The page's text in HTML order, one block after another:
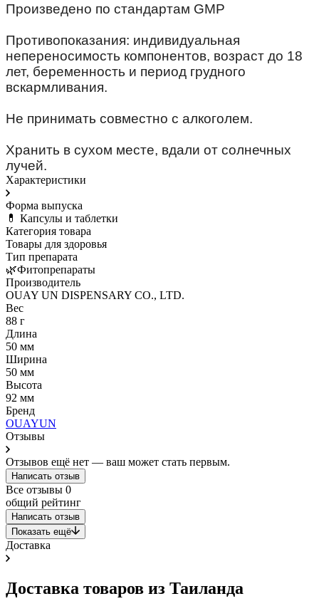
Произведено по стандартам GMP
Противопоказания: индивидуальная
непереносимость компонентов, возраст до 18
лет, беременность и период грудного
вскармливания.
Не принимать совместно с алкоголем.
Хранить в сухом месте, вдали от солнечных
лучей.
Характеристики
Форма выпуска
💊 Капсулы и таблетки
Категория товара
Товары для здоровья
Тип препарата
🌿Фитопрепараты
Производитель
OUAY UN DISPENSARY CO., LTD.
Вес
88 г
Длина
50 мм
Ширина
50 мм
Высота
92 мм
Бренд
OUAYUN
Отзывы
Отзывов ещё нет — ваш может стать первым.
Написать отзыв
Все отзывы 0
общий рейтинг
Написать отзыв
Показать ещё
Доставка
Доставка товаров из Таиланда